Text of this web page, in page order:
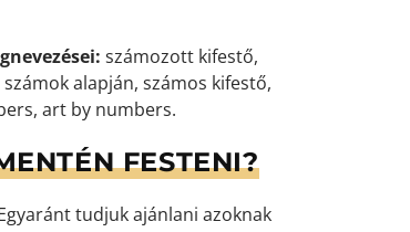
számozott kifestő,
alapján, számos kifestő,
art by numbers.
FESTENI?
tudjuk ajánlani azoknak